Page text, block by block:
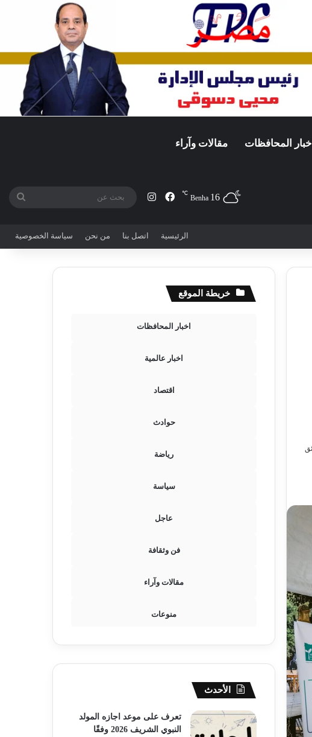
اخبار المحافظات مقالات وآراء
Benha 16
℃ فيسبوكانستقرام
الرئيسية اتصل بنا من نحن سياسة الخصوصية
خريطة الموقع
اخبار المحافظات
اخبار عالمية
اقتصاد
حوادث
رياضة
سياسة
عاجل
فن وثقافة
مقالات وآراء
منوعات
الأحدث
تعرف على موعد اجازه المولد
النبوي الشريف 2026 وفقًا